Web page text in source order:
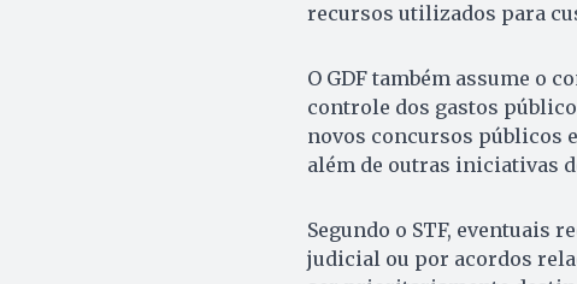
recursos utilizados para
O GDF também assume o
controle dos gastos
novos concursos públicos
além de outras iniciativas
Segundo o STF, eventuais
judicial ou por acordos